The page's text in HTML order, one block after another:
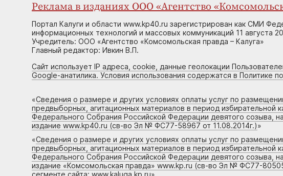
Реклама в изданиях ООО «Агентство
Портал Калуги и области www.kp40.ru зарегистрирован как СМИ
информационных технологий и массовых коммуникаций 11
Учредитель: ООО «Агентство «Комсомольская правда – Калуга»
Главный редактор: Ивкин В.П.
Сайт использует IP адреса, cookie, данные геолокации
Google-анатилика. Условия использования содержатся в Политике
«Сведения о размере и других условиях оплаты услуг по
предвыборных, агитационных материалов в период избирательной
Федерального Собрания Российской Федерации девятого созыва,
издание www.kp40.ru (св-во Эл № ФС77-58967 от 11.08.2014г.)»
«Сведения о размере и других условиях оплаты услуг по
предвыборных, агитационных материалов в период избирательной
Федерального Собрания Российской Федерации девятого созыва,
издание «Комсомольская правда» www.kp.ru (св-во Эл № ФС77-